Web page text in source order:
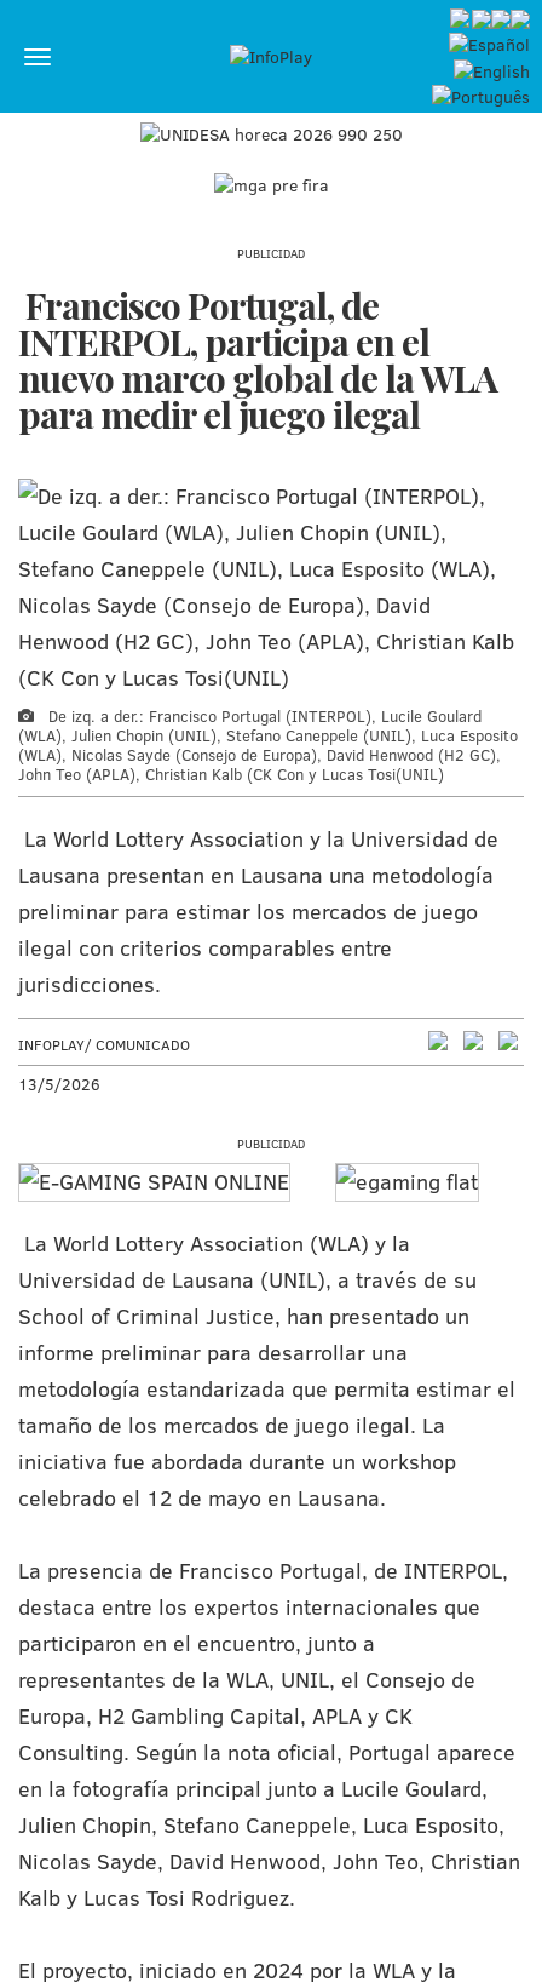
Menú
PUBLICIDAD
Francisco Portugal, de
INTERPOL, participa en el
nuevo marco global de la WLA
para medir el juego ilegal
De izq. a der.: Francisco Portugal (INTERPOL), Lucile Goulard
(WLA), Julien Chopin (UNIL), Stefano Caneppele (UNIL), Luca Esposito
(WLA), Nicolas Sayde (Consejo de Europa), David Henwood (H2 GC),
John Teo (APLA), Christian Kalb (CK Con y Lucas Tosi(UNIL)
La World Lottery Association y la Universidad de
Lausana presentan en Lausana una metodología
preliminar para estimar los mercados de juego
ilegal con criterios comparables entre
jurisdicciones.
INFOPLAY/ COMUNICADO
13/5/2026
PUBLICIDAD
La World Lottery Association (WLA) y la
Universidad de Lausana (UNIL), a través de su
School of Criminal Justice, han presentado un
informe preliminar para desarrollar una
metodología estandarizada que permita estimar el
tamaño de los mercados de juego ilegal. La
iniciativa fue abordada durante un workshop
celebrado el 12 de mayo en Lausana.
La presencia de Francisco Portugal, de INTERPOL,
destaca entre los expertos internacionales que
participaron en el encuentro, junto a
representantes de la WLA, UNIL, el Consejo de
Europa, H2 Gambling Capital, APLA y CK
Consulting. Según la nota oficial, Portugal aparece
en la fotografía principal junto a Lucile Goulard,
Julien Chopin, Stefano Caneppele, Luca Esposito,
Nicolas Sayde, David Henwood, John Teo, Christian
Kalb y Lucas Tosi Rodriguez.
El proyecto, iniciado en 2024 por la WLA y la